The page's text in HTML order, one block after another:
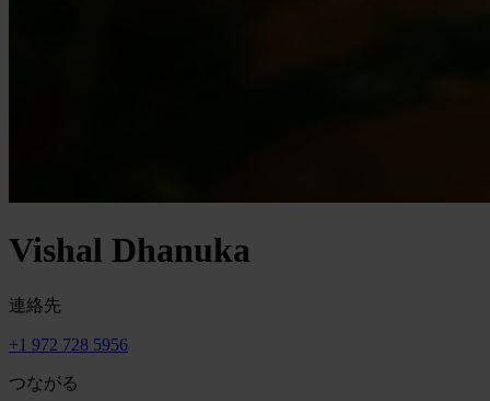
Vishal Dhanuka
連絡先
+1 972 728 5956
つながる